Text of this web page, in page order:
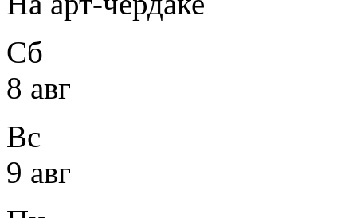
Сб
8 авг
Вс
9 авг